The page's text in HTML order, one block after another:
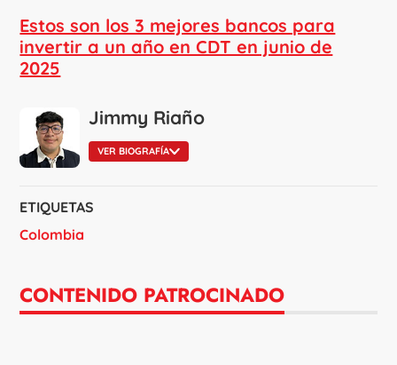
Estos son los 3 mejores bancos para
invertir a un año en CDT en junio de
2025
Jimmy Riaño
VER BIOGRAFÍA
ETIQUETAS
Colombia
CONTENIDO PATROCINADO